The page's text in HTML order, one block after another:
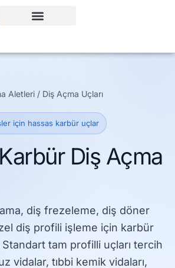
Aletleri / Diş Açma Uçları
için hassas karbür uçlar
Diş Açma
diş frezeleme, diş döner
diş profili işleme için karbür
Standart tam profilli uçları tercih
vidalar, tıbbi kemik vidaları,